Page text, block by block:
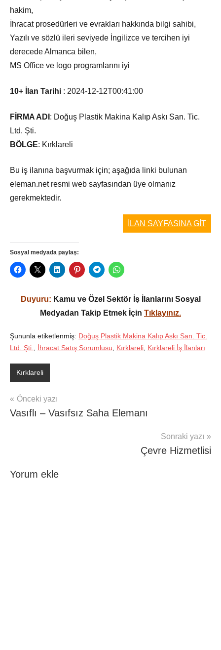
hakim,
İhracat prosedürleri ve evrakları hakkında bilgi sahibi,
Yazılı ve sözlü ileri seviyede İngilizce ve tercihen iyi
derecede Almanca bilen,
MS Office ve logo programlarını iyi
10+ İlan Tarihi : 2024-12-12T00:41:00
FİRMA ADI : Doğuş Plastik Makina Kalıp Askı San. Tic.
Ltd. Şti.
BÖLGE: Kırklareli
Bu iş ilanına başvurmak için; aşağıda linki bulunan
eleman.net resmi web sayfasından üye olmanız
gerekmektedir.
İLAN SAYFASINA GİT
Sosyal medyada paylaş:
Duyuru: Kamu ve Özel Sektör İş İlanlarını Sosyal
Medyadan Takip Etmek İçin Tıklayınız.
Şununla etiketlenmiş: Doğuş Plastik Makina Kalıp Askı San. Tic.
Ltd. Şti.
İhracat Satış Sorumlusu Kırklareli Kırklareli İş İlanları
Kırklareli
Yazı
gezinmesi
Önceki yazı
Vasıflı – Vasıfsız Saha Elemanı
Sonraki yazı
Çevre Hizmetlisi
Yorum ekle